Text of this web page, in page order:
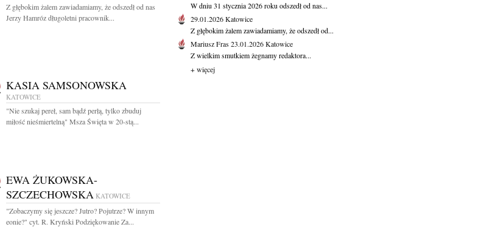
Z głębokim żalem zawiadamiamy, że odszedł od nas
Jerzy Hamróz długoletni pracownik...
KASIA SAMSONOWSKA
KATOWICE
"Nie szukaj pereł, sam bądź perłą, tylko zbuduj
miłość nieśmiertelną" Msza Święta w 20-stą...
EWA ŻUKOWSKA-
SZCZECHOWSKA KATOWICE
"Zobaczymy się jeszcze? Jutro? Pojutrze? W innym
eonie?" cyt. R. Kryński Podziękowanie Za...
W dniu 31 stycznia 2026 roku odszedł od nas...
29.01.2026Katowice
Z głębokim żalem zawiadamiamy, że odszedł od...
Mariusz Fras23.01.2026Katowice
Z wielkim smutkiem żegnamy redaktora...
+ więcej